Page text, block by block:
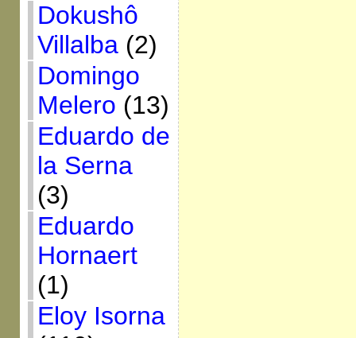
Dokushô
Villalba(2)
Domingo
Melero (13)
Eduardo de
la Serna
(3)
Eduardo
Hornaert
(1)
Eloy Isorna